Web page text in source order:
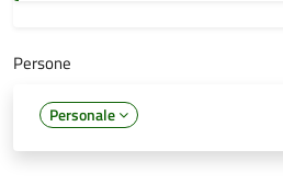
Persone
Personale